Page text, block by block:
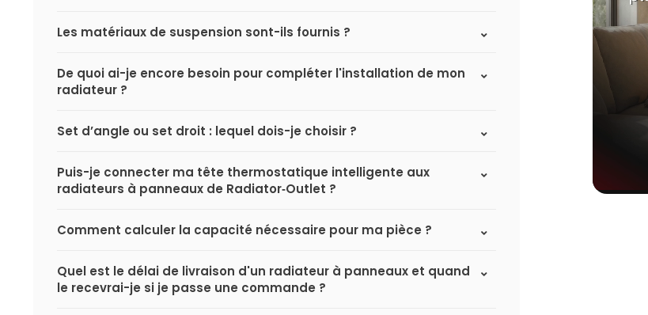
Les matériaux de suspension sont-ils fournis ?
De quoi ai-je encore besoin pour compléter l'installation de mon
radiateur ?
Set d’angle ou set droit : lequel dois-je choisir ?
Puis-je connecter ma tête thermostatique intelligente aux
radiateurs à panneaux de Radiator‑Outlet ?
Comment calculer la capacité nécessaire pour ma pièce ?
Quel est le délai de livraison d'un radiateur à panneaux et quand
le recevrai-je si je passe une commande ?